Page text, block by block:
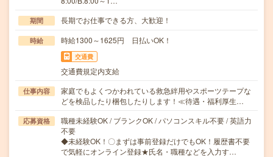
期間 長期でお仕事できる方、大歓迎！
時給 時給1300～1625円 日払いOK！
交通費
交通費規定内支給
仕事内容
家庭でもよくつかわれている救急絆用やスポーツテープな
どを検品したり梱包したりします！≪待遇・福利厚生…
応募資格
職種未経験OK / ブランクOK / パソコンスキル不要 / 英語力
不要
◆未経験OK！〇まずは事前登録だけでもOK！履歴書不要
で気軽にオンライン登録★氏名・職種などを入力す…